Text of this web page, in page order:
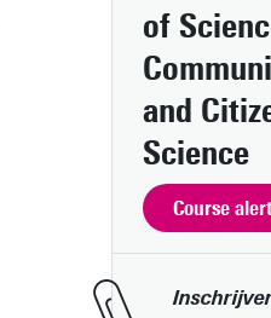
of
and
Science
Course alert